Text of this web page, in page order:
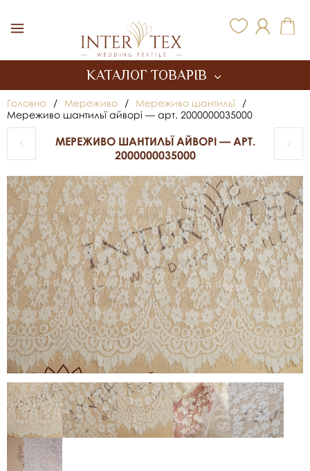
КАТАЛОГ ТОВАРІВ
Головна / Мереживо / Мереживо шантильї
/
Мереживо шантильї айворі — арт. 2000000035000
МЕРЕЖИВО ШАНТИЛЬЇ АЙВОРІ — АРТ.
2000000035000